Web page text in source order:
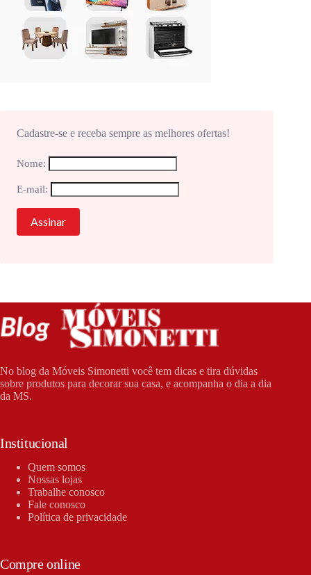
Cadastre-se e receba sempre as melhores ofertas!
Nome:
E-mail:
No blog da Móveis Simonetti você tem dicas e tira dúvidas
sobre produtos para decorar sua casa, e acompanha o dia a dia
da MS.
Institucional
Quem somos
Nossas lojas
Trabalhe conosco
Fale conosco
Política de privacidade
Compre online